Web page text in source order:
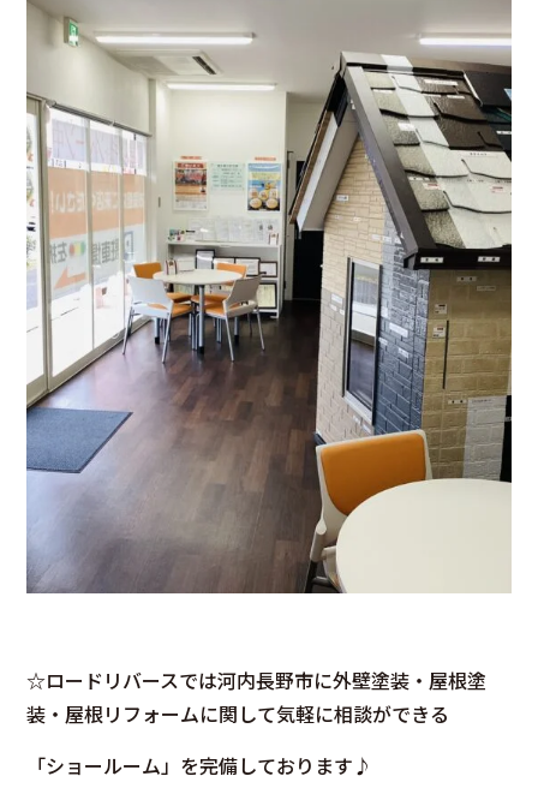
☆ロードリバースでは河内長野市に外壁塗装・屋根塗
装・屋根リフォームに関して気軽に相談ができる
「ショールーム」を完備しております♪